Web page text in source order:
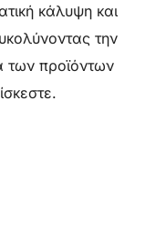
κάλυψη και
την
προϊόντων